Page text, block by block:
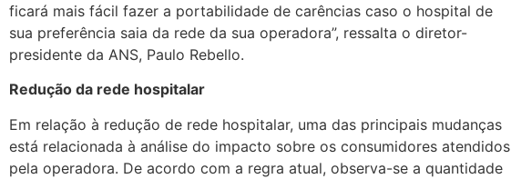
ficará mais fácil fazer a portabilidade de carências caso o hospital de
sua preferência saia da rede da sua operadora”, ressalta o diretor-
presidente da ANS, Paulo Rebello.
Redução da rede hospitalar
Em relação à redução de rede hospitalar, uma das principais mudanças
está relacionada à análise do impacto sobre os consumidores atendidos
pela operadora. De acordo com a regra atual, observa-se a quantidade